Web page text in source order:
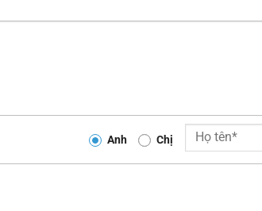
Anh Chị